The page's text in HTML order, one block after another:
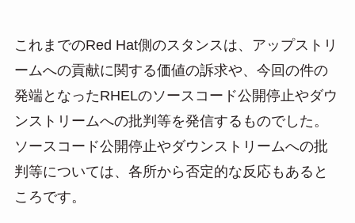
これまでのRed Hat側のスタンスは、アップストリ
ームへの貢献に関する価値の訴求や、今回の件の
発端となったRHELのソースコード公開停止やダウ
ンストリームへの批判等を発信するものでした。
ソースコード公開停止やダウンストリームへの批
判等については、各所から否定的な反応もあると
ころです。